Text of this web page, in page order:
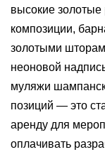
высокие
композиции,
золотыми
неоновой
муляжи
позиций — это
аренду для
оплачивать